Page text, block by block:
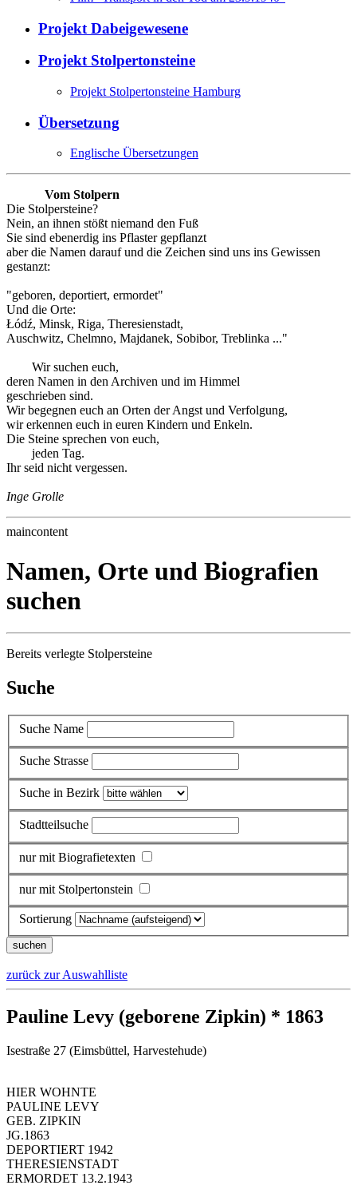
Projekt Dabeigewesene
Projekt Stolpertonsteine
Projekt Stolpertonsteine Hamburg
Übersetzung
Englische Übersetzungen
Vom Stolpern
Die Stolpersteine?
Nein, an ihnen stößt niemand den Fuß
Sie sind ebenerdig ins Pflaster gepflanzt
aber die Namen darauf und die Zeichen sind uns ins Gewissen
gestanzt:
"geboren, deportiert, ermordet"
Und die Orte:
Łódź, Minsk, Riga, Theresienstadt,
Auschwitz, Chelmno, Majdanek, Sobibor, Treblinka ..."
Wir suchen euch,
deren Namen in den Archiven und im Himmel
geschrieben sind.
Wir begegnen euch an Orten der Angst und Verfolgung,
wir erkennen euch in euren Kindern und Enkeln.
Die Steine sprechen von euch,
jeden Tag.
Ihr seid nicht vergessen.
Inge Grolle
maincontent
Namen, Orte und Biografien
suchen
Bereits verlegte Stolpersteine
Suche
Suche Name
Suche Strasse
Suche in Bezirk
Stadtteilsuche
nur mit Biografietexten
nur mit Stolpertonstein
Sortierung
zurück zur Auswahlliste
Pauline Levy (geborene Zipkin) * 1863
Isestraße 27 (Eimsbüttel, Harvestehude)
HIER WOHNTE
PAULINE LEVY
GEB. ZIPKIN
JG.1863
DEPORTIERT 1942
THERESIENSTADT
ERMORDET 13.2.1943